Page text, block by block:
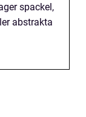
spackel,
abstrakta